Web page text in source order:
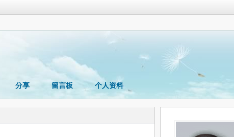
分享 留言板 个人资料